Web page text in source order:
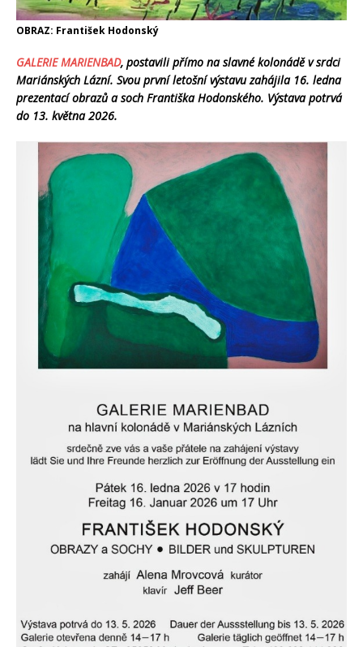
OBRAZ: František Hodonský
GALERIE MARIENBAD, postavili přímo na slavné kolonádě v srdci
Mariánských Lázní. Svou první letošní výstavu zahájila 16. ledna
prezentací obrazů a soch Františka Hodonského. Výstava potrvá
do 13. května 2026.